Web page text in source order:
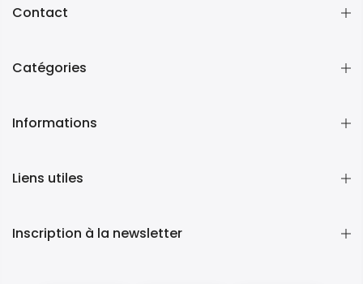
Contact
Catégories
Informations
Liens utiles
Inscription à la newsletter